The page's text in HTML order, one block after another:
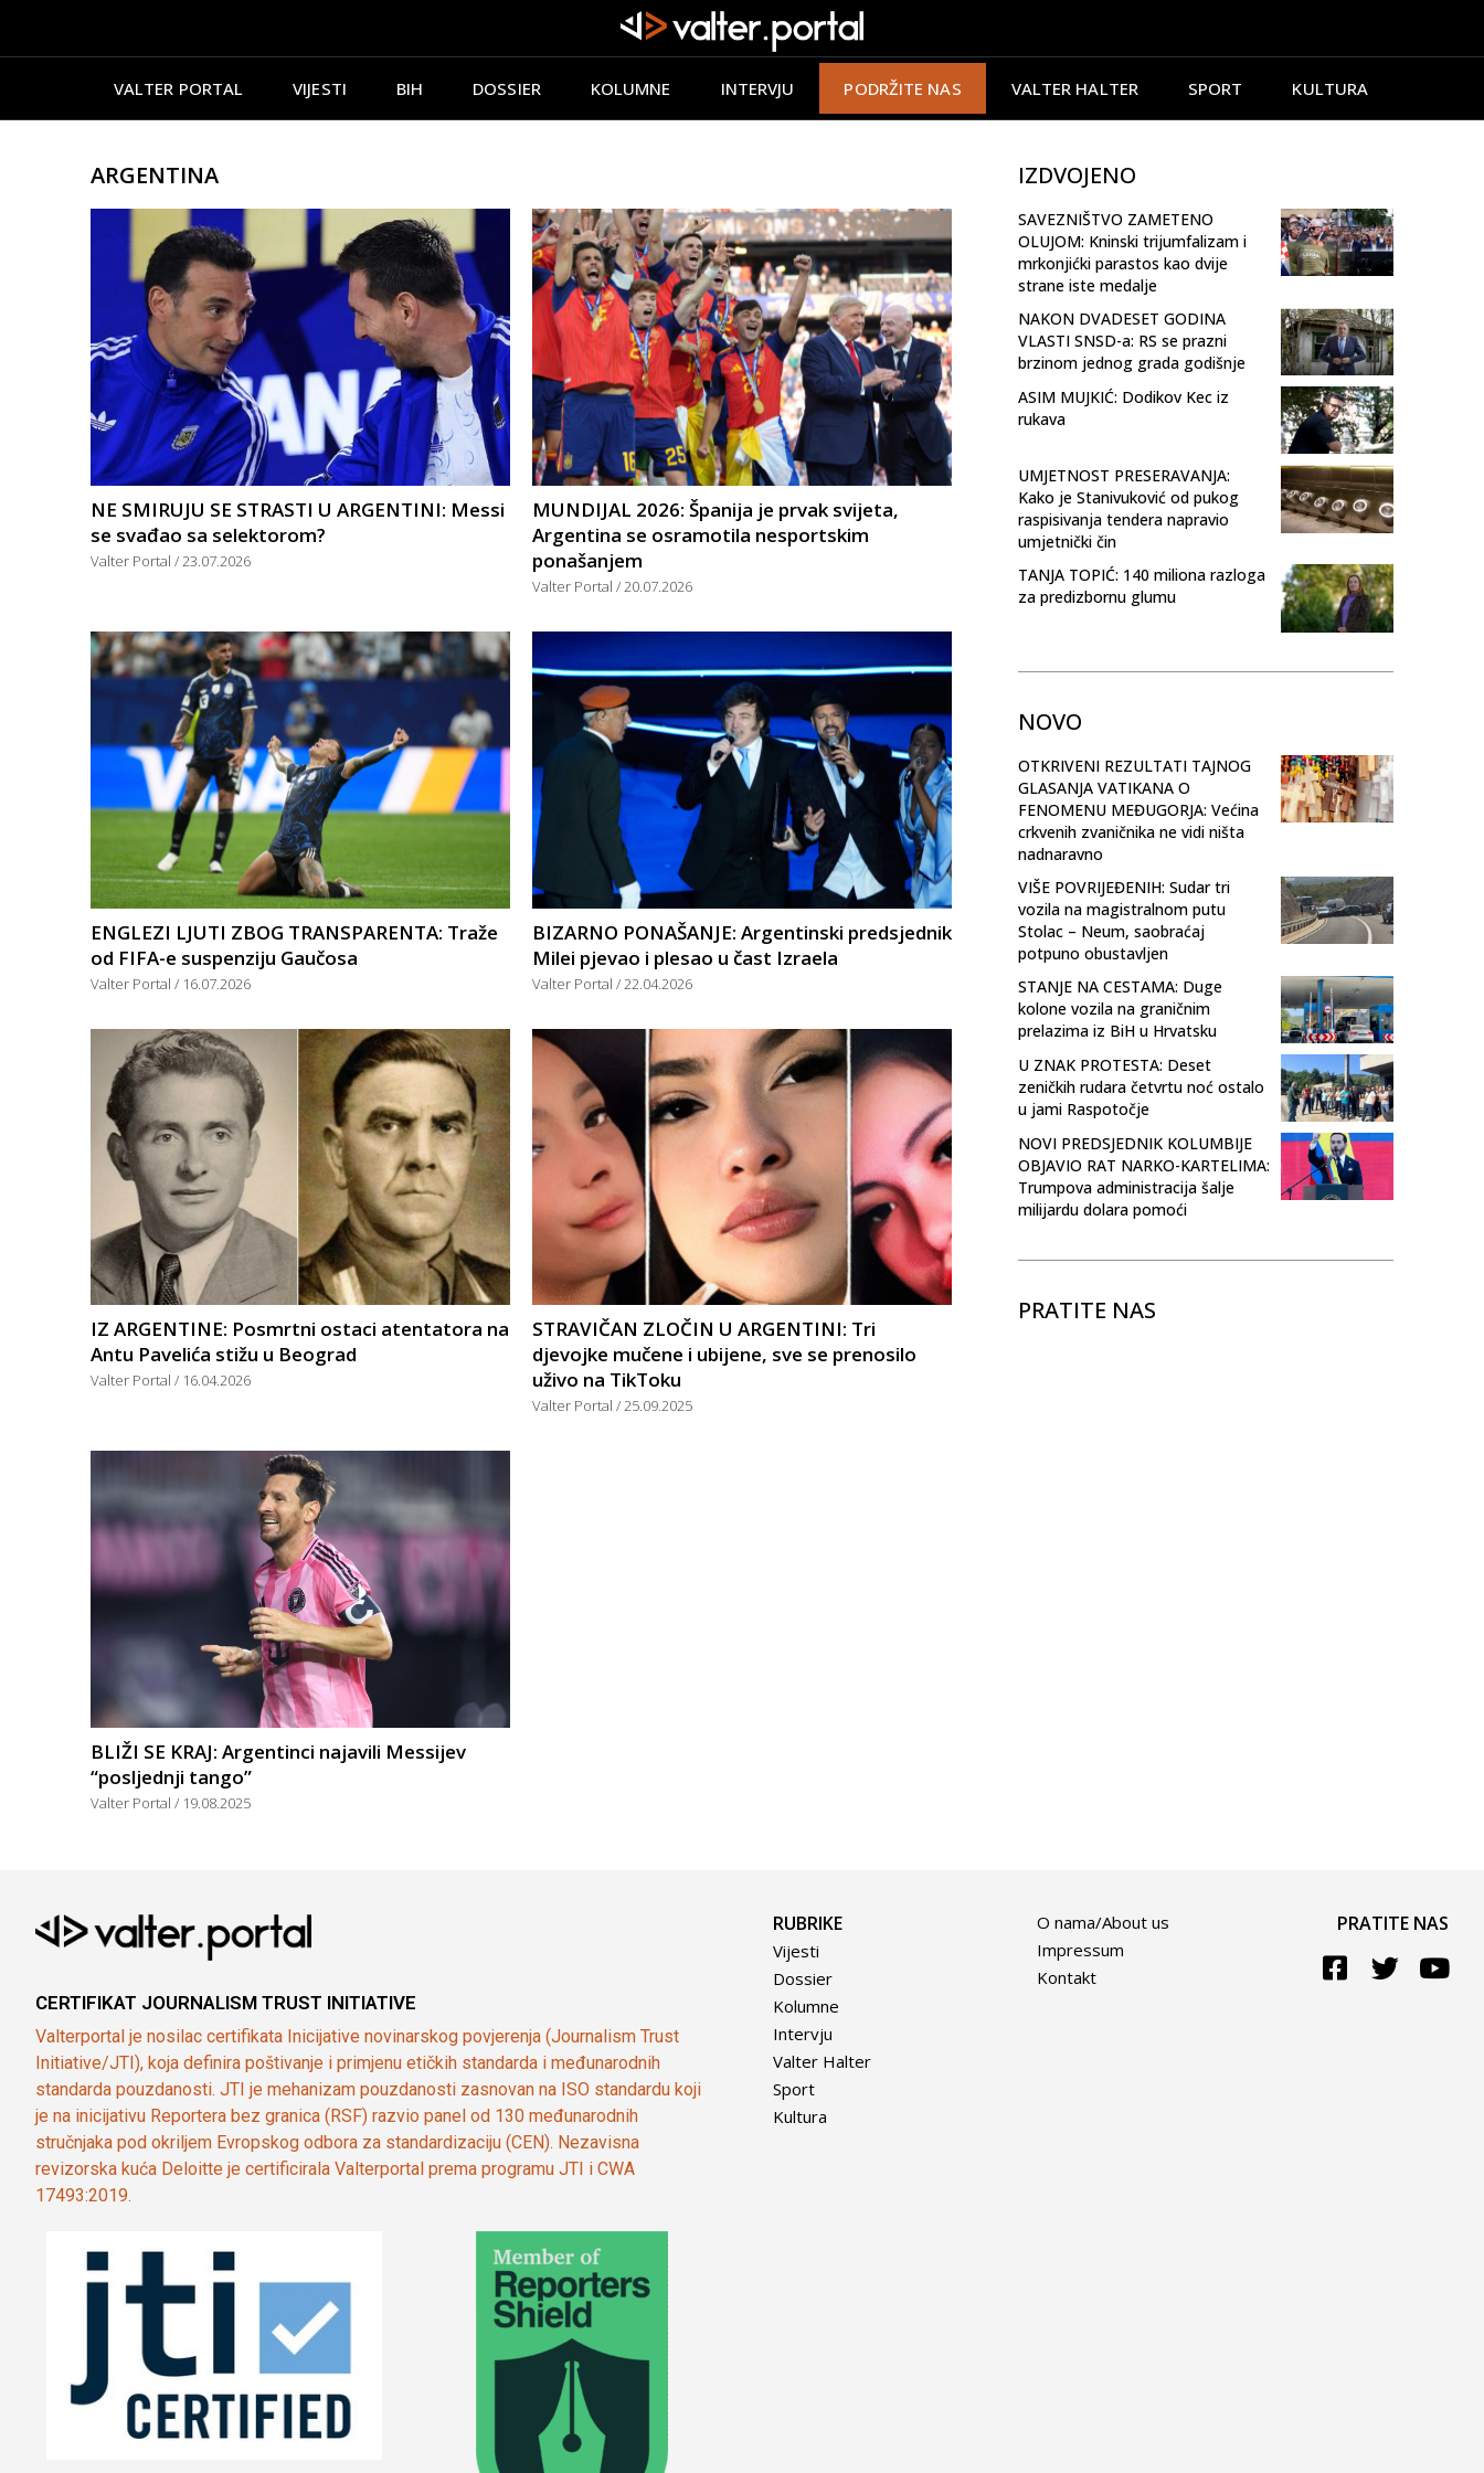
VALTER PORTAL VIJESTI BIH DOSSIER KOLUMNE INTERVJU PODRŽITE NAS VALTER HALTER SPORT KULTURA
ARGENTINA
NE SMIRUJU SE STRASTI U ARGENTINI: Messi
se svađao sa selektorom?
Valter Portal 23.07.2026
MUNDIJAL 2026: Španija je prvak svijeta,
Argentina se osramotila nesportskim
ponašanjem
Valter Portal 20.07.2026
ENGLEZI LJUTI ZBOG TRANSPARENTA: Traže
od FIFA-e suspenziju Gaučosa
Valter Portal 16.07.2026
BIZARNO PONAŠANJE: Argentinski predsjednik
Milei pjevao i plesao u čast Izraela
Valter Portal 22.04.2026
IZ ARGENTINE: Posmrtni ostaci atentatora na
Antu Pavelića stižu u Beograd
Valter Portal 16.04.2026
STRAVIČAN ZLOČIN U ARGENTINI: Tri
djevojke mučene i ubijene, sve se prenosilo
uživo na TikToku
Valter Portal 25.09.2025
BLIŽI SE KRAJ: Argentinci najavili Messijev
“posljednji tango”
Valter Portal 19.08.2025
IZDVOJENO
SAVEZNIŠTVO ZAMETENO
OLUJOM: Kninski trijumfalizam i
mrkonjićki parastos kao dvije
strane iste medalje
NAKON DVADESET GODINA
VLASTI SNSD-a: RS se prazni
brzinom jednog grada godišnje
ASIM MUJKIĆ: Dodikov Kec iz
rukava
UMJETNOST PRESERAVANJA:
Kako je Stanivuković od pukog
raspisivanja tendera napravio
umjetnički čin
TANJA TOPIĆ: 140 miliona razloga
za predizbornu glumu
NOVO
OTKRIVENI REZULTATI TAJNOG
GLASANJA VATIKANA O
FENOMENU MEĐUGORJA: Većina
crkvenih zvaničnika ne vidi ništa
nadnaravno
VIŠE POVRIJEĐENIH: Sudar tri
vozila na magistralnom putu
Stolac – Neum, saobraćaj
potpuno obustavljen
STANJE NA CESTAMA: Duge
kolone vozila na graničnim
prelazima iz BiH u Hrvatsku
U ZNAK PROTESTA: Deset
zeničkih rudara četvrtu noć ostalo
u jami Raspotočje
NOVI PREDSJEDNIK KOLUMBIJE
OBJAVIO RAT NARKO-KARTELIMA:
Trumpova administracija šalje
milijardu dolara pomoći
PRATITE NAS
CERTIFIKAT JOURNALISM TRUST INITIATIVE
Valterportal je nosilac certifikata Inicijative novinarskog povjerenja (Journalism Trust
Initiative/JTI), koja definira poštivanje i primjenu etičkih standarda i međunarodnih
standarda pouzdanosti. JTI je mehanizam pouzdanosti zasnovan na ISO standardu koji
je na inicijativu Reportera bez granica (RSF) razvio panel od 130 međunarodnih
stručnjaka pod okriljem Evropskog odbora za standardizaciju (CEN). Nezavisna
revizorska kuća Deloitte je certificirala Valterportal prema programu JTI i CWA
17493:2019.
RUBRIKE
Vijesti
Dossier
Kolumne
Intervju
Valter Halter
Sport
Kultura
O nama/About us
Impressum
Kontakt
PRATITE NAS